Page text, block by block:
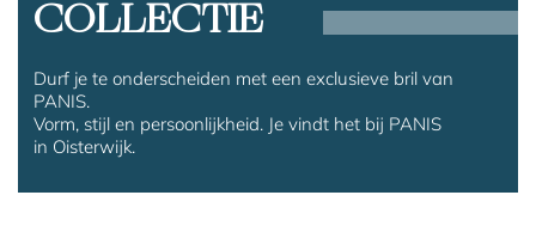
COLLECTIE
Durf je te onderscheiden met een exclusieve bril van
PANIS.
Vorm, stijl en persoonlijkheid. Je vindt het bij PANIS
in Oisterwijk.